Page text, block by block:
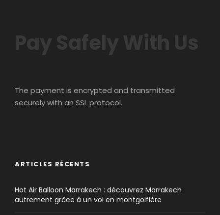
Pay Safely With Us
The payment is encrypted and transmitted
securely with an SSL protocol.
ARTICLES RÉCENTS
Hot Air Balloon Marrakech : découvrez Marrakech
autrement grâce à un vol en montgolfière